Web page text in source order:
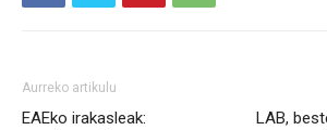
Aurreko artikulu
EAEko irakasleak:
LAB,